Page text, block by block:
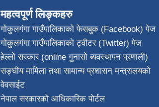
महत्वपूर्ण लिङ्कहरु
गोकुलगंगा गाउँपालिकाको फेसबुक (Facebook) पेज
गोकुलगंगा गाउँपालिकाको ट्वीटर (Twitter) पेज
हेल्लो सरकार (online गुनासो ब्यवस्थापन प्रणाली)
सङ्घीय मामिला तथा सामान्य प्रशासन मन्त्रालयको
वेवसाईट
नेपाल सरकारको आधिकारिक पोर्टल